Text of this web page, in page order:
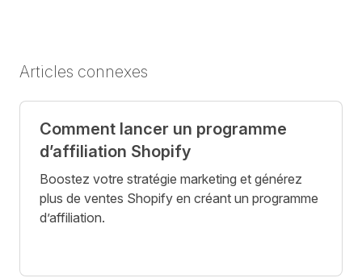
Articles connexes
Comment lancer un programme
d’affiliation Shopify
Boostez votre stratégie marketing et générez
plus de ventes Shopify en créant un programme
d’affiliation.